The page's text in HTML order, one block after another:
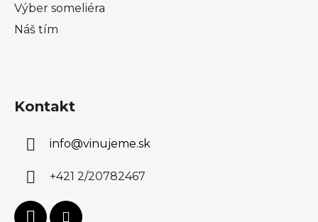
Výber someliéra
Náš tím
Kontakt
info@vinujeme.sk
+421 2/20782467